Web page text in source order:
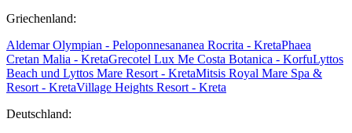
Griechenland:
Aldemar Olympian - Peloponnesananea Rocrita - KretaPhaea
Cretan Malia - KretaGrecotel Lux Me Costa Botanica - KorfuLyttos
Beach und Lyttos Mare Resort - KretaMitsis Royal Mare Spa &
Resort - KretaVillage Heights Resort - Kreta
Deutschland: